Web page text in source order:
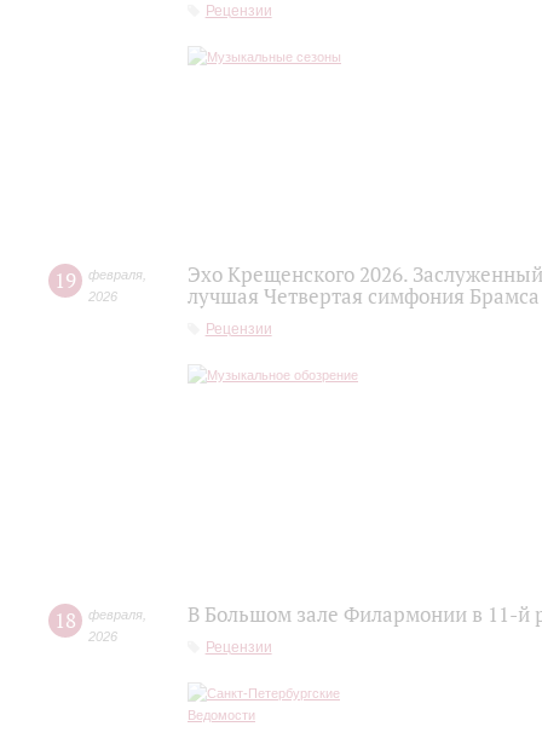
Рецензии
19 февраля
2026
Эхо Крещенского 2026.
лучшая Четвертая симфония Брамса
Рецензии
18 февраля
2026
В Большом зале Филармонии в 11-й
Рецензии